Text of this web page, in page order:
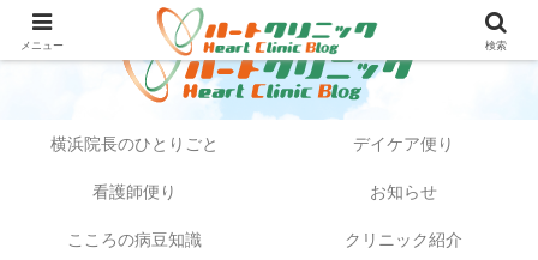
横浜院長のひとりごと デイケア便り
看護師便り お知らせ
こころの病豆知識 クリニック紹介
メニュー 検索